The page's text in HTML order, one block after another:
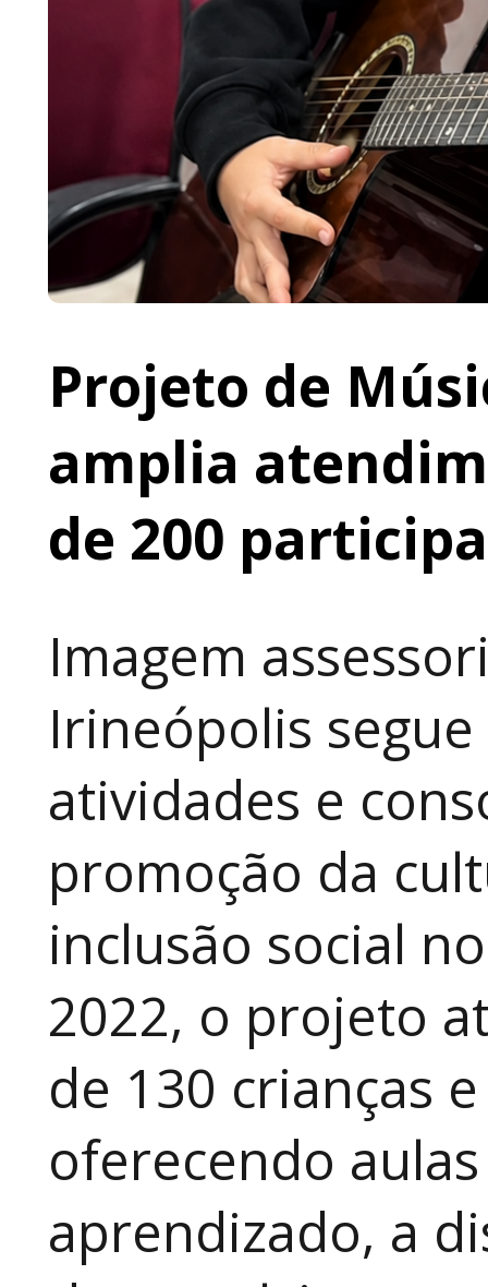
Projeto de
amplia
de 200
Imagem
Irineópolis
atividades e
promoção da
inclusão social
2022, o projeto
de 130 crianças
oferecendo
aprendizado, a